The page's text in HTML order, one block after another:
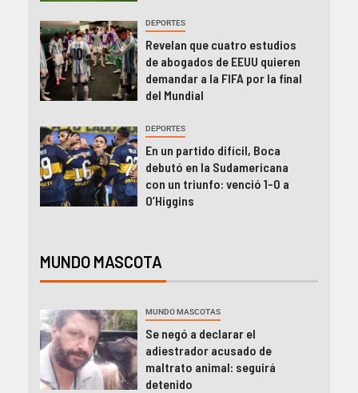
DEPORTES
Revelan que cuatro estudios
de abogados de EEUU quieren
demandar a la FIFA por la final
del Mundial
DEPORTES
En un partido difícil, Boca
debutó en la Sudamericana
con un triunfo: venció 1-0 a
O’Higgins
MUNDO MASCOTA
MUNDO MASCOTAS
Se negó a declarar el
adiestrador acusado de
maltrato animal: seguirá
detenido